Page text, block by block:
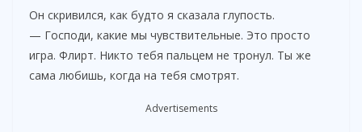
d
e
Он скривился, как будто я сказала глупость.
— Господи, какие мы чувствительные. Это просто
игра. Флирт. Никто тебя пальцем не тронул. Ты же
сама любишь, когда на тебя смотрят.
Advertisements